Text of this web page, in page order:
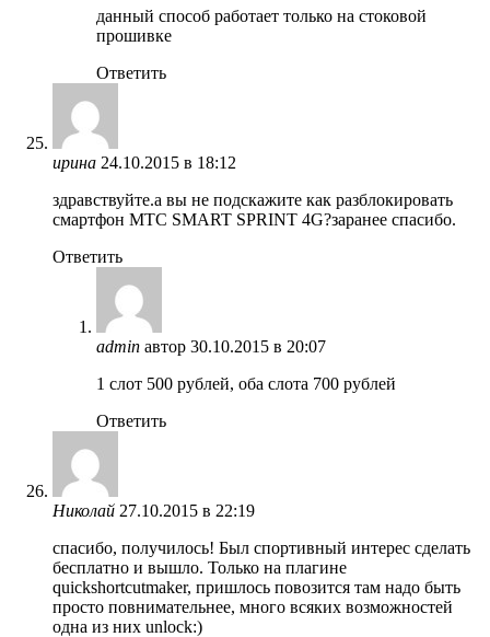
данный способ работает только на стоковой
прошивке
Ответить
ирина 24.10.2015 в 18:12
здравствуйте.а вы не подскажите как разблокировать
смартфон МТС SMART SPRINT 4G?заранее спасибо.
Ответить
admin автор 30.10.2015 в 20:07
1 слот 500 рублей, оба слота 700 рублей
Ответить
Николай 27.10.2015 в 22:19
спасибо, получилось! Был спортивный интерес сделать
бесплатно и вышло. Только на плагине
quickshortcutmaker, пришлось повозится там надо быть
просто повнимательнее, много всяких возможностей
одна из них unlock:)